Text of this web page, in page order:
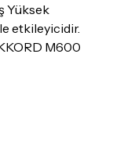
Yüksek
etkileyicidir.
M600